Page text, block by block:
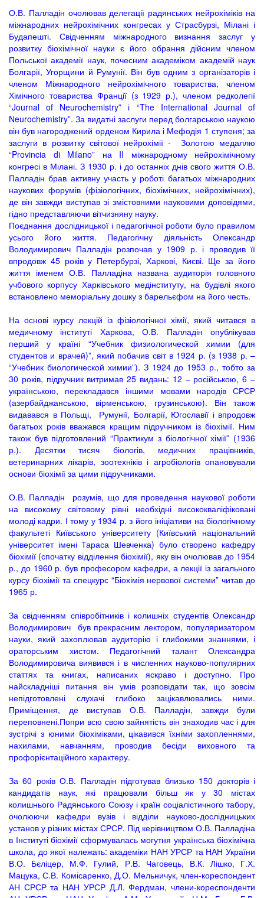
О.В. Палладін очолював делегації радянських нейрохіміків на
міжнародних нейрохімічних конгресах у Страсбурзі, Мілані і
Будапешті. Свідченням міжнародного визнання заслуг у
розвитку біохімічної науки є його обрання дійсним членом
Польської академії наук, почесним академіком академій наук
Болгарії, Угорщини й Румунії. Він був одним з організаторів і
членом Міжнародного нейрохімічного товариства, членом
Хімічного товариства Франції (з 1929 р.), членом редколегії
“Journal of Neurochemistry” і “The International Journal of
Neurochemistry”. За видатні заслуги перед болгарською наукою
він був нагороджений орденом Кирила і Мефодія 1 ступеня; за
заслуги в розвитку світової нейрохімії - Золотою медаллю
“Provincia di Milano” на II міжнародному нейрохімічному
конгресі в Мілані. З 1930 р. і до останніх днів свого життя О.В.
Палладін брав активну участь у роботі багатьох міжнародних
наукових форумів (фізіологічних, біохімічних, нейрохімічних),
де він завжди виступав зі змістовними науковими доповідями,
гідно представляючи вітчизняну науку.
Поєднання дослідницької і педагогічної роботи було правилом
усього його життя. Педагогічну діяльність Олександр
Володимирович Палладін розпочав у 1909 р. і проводив її
впродовж 45 років у Петербурзі, Харкові, Києві. Ще за його
життя іменем О.В. Палладіна названа аудиторія головного
учбового корпусу Харківського медінституту, на будівлі якого
встановлено меморіальну дошку з барельєфом на його честь.
На основі курсу лекцій із фізіологічної хімії, який читався в
медичному інституті Харкова, О.В. Палладін опублікував
перший у країні “Учебник физиологической химии (для
студентов и врачей)”, який побачив світ в 1924 р. (з 1938 р. –
“Учебник биологической химии”). З 1924 до 1953 р., тобто за
30 років, підручник витримав 25 видань: 12 – російською, 6 –
українською, перекладався іншими мовами народів СРСР
(азербайджанською, вірменською, грузинською). Він також
видавався в Польщі, Румунії, Болгарії, Югославії і впродовж
багатьох років вважався кращим підручником із біохімії. Ним
також був підготовлений “Практикум з біологічної хімії” (1936
р.). Десятки тисяч біологів, медичних працівників,
ветеринарних лікарів, зоотехніків і агробіологів опановували
основи біохімії за цими підручниками.
О.В. Палладін розумів, що для проведення наукової роботи
на високому світовому рівні необхідні висококваліфіковані
молоді кадри. І тому у 1934 р. з його ініціативи на біологічному
факультеті Київського університету (Київський національний
університет імені Тараса Шевченка) було створено кафедру
біохімії (спочатку відділення біохімії), яку він очолював до 1954
р., до 1960 р. був професором кафедри, а лекції із загального
курсу біохімії та спецкурс “Біохімія нервової системи” читав до
1965 р.
За свідченням співробітників і колишніх студентів Олександр
Володимирович був прекрасним лектором, популяризатором
науки, який захоплював аудиторію і глибокими знаннями, і
ораторським хистом. Педагогічний талант Олександра
Володимировича виявився і в численних науково-популярних
статтях та книгах, написаних яскраво і доступно. Про
найскладніші питання він умів розповідати так, що зовсім
непідготовлені слухачі глибоко зацікавлювались ними.
Приміщення, де виступав О.В. Палладін, завжди були
переповнені.Попри всю свою зайнятість він знаходив час і для
зустрічі з юними біохіміками, цікавився їхніми захопленнями,
нахилами, навчанням, проводив бесіди виховного та
профорієнтаційного характеру.
За 60 років О.В. Палладін підготував близько 150 докторів і
кандидатів наук, які працювали більш як у 30 містах
колишнього Радянського Союзу і країн соціалістичного табору,
очолюючи кафедри вузів і відділи науково-дослідницьких
установ у різних містах СРСР. Під керівництвом О.В. Палладіна
в Інституті біохімії сформувалась могутня українська біохімічна
школа, до якої належать: академіки НАН УРСР та НАН України
В.О. Бєліцер, М.Ф. Гулий, Р.В. Чаговець, В.К. Лішко, Г.Х.
Мацука, С.В. Комісаренко, Д.О. Мельничук, член-кореспондент
АН СРСР та НАН УРСР Д.Л. Фердман, члени-кореспонденти